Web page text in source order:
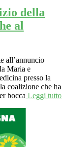
della
al
all’annuncio
Maria e
presso la
coalizione che ha
bocca Leggi tutto